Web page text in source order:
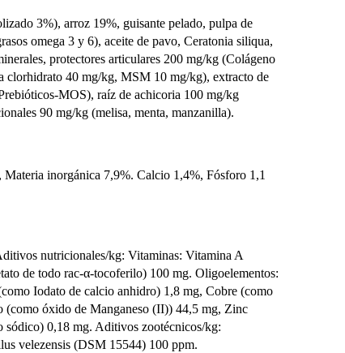
3%), arroz 19%, guisante pelado, pulpa de
omega 3 y 6), aceite de pavo, Ceratonia siliqua,
protectores articulares 200 mg/kg (Colágeno
clorhidrato 40 mg/kg, MSM 10 mg/kg), extracto de
MOS), raíz de achicoria 100 mg/kg
90 mg/kg (melisa, menta, manzanilla).
inorgánica 7,9%. Calcio 1,4%, Fósforo 1,1
nutricionales/kg: Vitaminas: Vitamina A
de todo rac-α-tocoferilo) 100 mg. Oligoelementos:
Iodato de calcio anhidro) 1,8 mg, Cobre (como
(como óxido de Manganeso (II)) 44,5 mg, Zinc
0,18 mg. Aditivos zootécnicos/kg:
velezensis (DSM 15544) 100 ppm.